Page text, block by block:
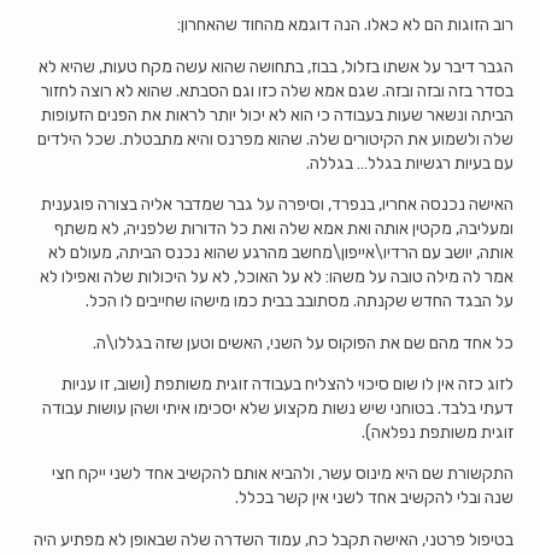
רוב הזוגות הם לא כאלו. הנה דוגמא מהחוד שהאחרון:
הגבר דיבר על אשתו בזלול, בבוז, בתחושה שהוא עשה מקח טעות, שהיא לא
בסדר בזה ובזה ובזה. שגם אמא שלה כזו וגם הסבתא. שהוא לא רוצה לחזור
הביתה ונשאר שעות בעבודה כי הוא לא יכול יותר לראות את הפנים הזעופות
שלה ולשמוע את הקיטורים שלה. שהוא מפרנס והיא מתבטלת. שכל הילדים
עם בעיות רגשיות בגלל… בגללה.
האישה נכנסה אחריו, בנפרד, וסיפרה על גבר שמדבר אליה בצורה פוגענית
ומעליבה, מקטין אותה ואת אמא שלה ואת כל הדורות שלפניה, לא משתף
אותה, יושב עם הרדיו\אייפון\מחשב מהרגע שהוא נכנס הביתה, מעולם לא
אמר לה מילה טובה על משהו: לא על האוכל, לא על היכולות שלה ואפילו לא
על הבגד החדש שקנתה. מסתובב בבית כמו מישהו שחייבים לו הכל.
כל אחד מהם שם את הפוקוס על השני, האשים וטען שזה בגללו\ה.
לזוג כזה אין לו שום סיכוי להצליח בעבודה זוגית משותפת (ושוב, זו עניות
דעתי בלבד. בטוחני שיש נשות מקצוע שלא יסכימו איתי ושהן עושות עבודה
זוגית משותפת נפלאה).
התקשורת שם היא מינוס עשר, ולהביא אותם להקשיב אחד לשני ייקח חצי
שנה ובלי להקשיב אחד לשני אין קשר בכלל.
בטיפול פרטני, האישה תקבל כח, עמוד השדרה שלה שבאופן לא מפתיע היה